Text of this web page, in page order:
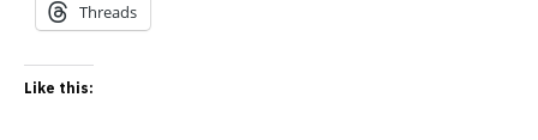
Threads
Like this: